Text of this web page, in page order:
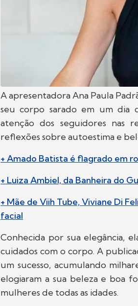
A apresentadora Ana Paula
seu corpo sarado em um dia
atenção dos seguidores nas
reflexões sobre autoestima e
+ Amado Batista é flagrado em
+ Luiza Ambiel, da Banheira do
+ Mãe de Viih Tube, Viviane Di
facial
Conhecida por sua elegância,
cuidados com o corpo. A
um sucesso, acumulando
elogiaram a sua beleza e boa
mulheres de todas as idades.